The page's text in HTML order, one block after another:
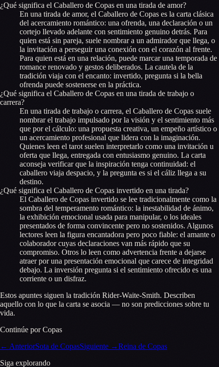
¿Qué significa el Caballero de Copas en una tirada de amor?
En una tirada de amor, el Caballero de Copas es la carta clásica
del acercamiento romántico: una ofrenda, una declaración o un
cortejo llevado adelante con sentimiento genuino detrás. Para
quien está sin pareja, suele nombrar a un admirador que llega, o
la invitación a perseguir una conexión con el corazón al frente.
Para quien está en una relación, puede marcar una temporada de
romance renovado y gestos deliberados. La cautela de la
tradición viaja con el encanto: invertido, pregunta si la bella
ofrenda puede sostenerse en la práctica.
¿Qué significa el Caballero de Copas en una tirada de trabajo o
carrera?
En una tirada de trabajo o carrera, el Caballero de Copas suele
nombrar el trabajo impulsado por la visión y el sentimiento más
que por el cálculo: una propuesta creativa, un empeño artístico o
un acercamiento profesional que lidera con la imaginación.
Quienes leen el tarot suelen interpretarlo como una invitación u
oferta que llega, entregada con entusiasmo genuino. La carta
aconseja verificar que la inspiración tenga continuidad: el
caballero viaja despacio, y la pregunta es si el cáliz llega a su
destino.
¿Qué significa el Caballero de Copas invertido en una tirada?
El Caballero de Copas invertido se lee tradicionalmente como la
sombra del temperamento romántico: la inestabilidad de ánimo,
la exhibición emocional usada para manipular, o los ideales
presentados de forma convincente pero no sostenidos. Algunos
lectores leen la figura encantadora pero poco fiable: el amante o
colaborador cuyas declaraciones van más rápido que su
compromiso. Otros lo leen como advertencia frente a dejarse
atraer por una presentación emocional que carece de integridad
debajo. La inversión pregunta si el sentimiento ofrecido es una
corriente o un disfraz.
Estos apuntes siguen la tradición Rider-Waite-Smith. Describen
aquello con lo que la carta se asocia — no son predicciones sobre tu
vida.
Continúe por Copas
← AnteriorSota de CopasSiguiente →Reina de Copas
Siga explorando